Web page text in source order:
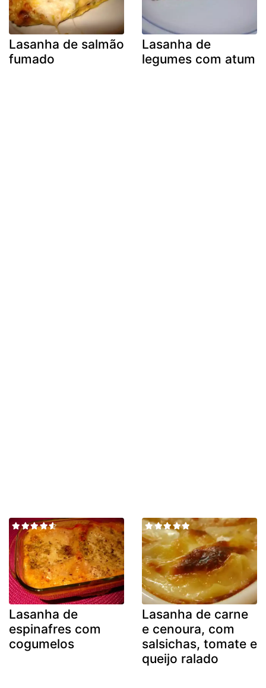
Lasanha de salmão
fumado
Lasanha de
legumes com atum
Lasanha de
espinafres com
cogumelos
Lasanha de carne
e cenoura, com
salsichas, tomate e
queijo ralado